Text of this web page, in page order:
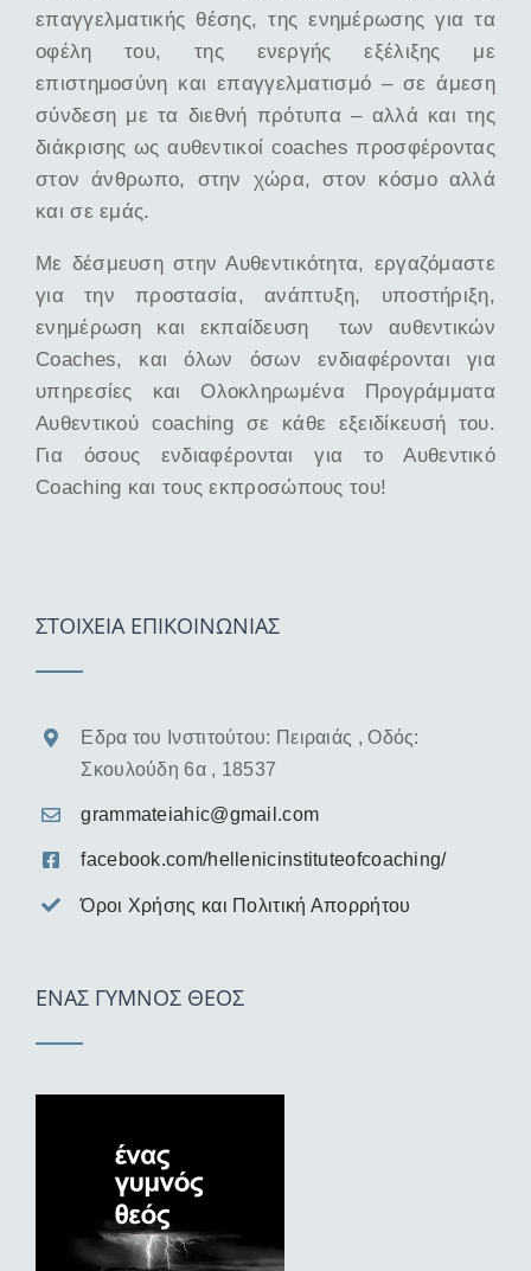
επαγγελματικής θέσης, της ενημέρωσης για τα
οφέλη του, της ενεργής εξέλιξης με
επιστημοσύνη και επαγγελματισμό – σε άμεση
σύνδεση με τα διεθνή πρότυπα – αλλά και της
διάκρισης ως αυθεντικοί coaches προσφέροντας
στον άνθρωπο, στην χώρα, στον κόσμο αλλά
και σε εμάς.
Με δέσμευση στην Αυθεντικότητα, εργαζόμαστε
για την προστασία, ανάπτυξη, υποστήριξη,
ενημέρωση και εκπαίδευση των αυθεντικών
Coaches, και όλων όσων ενδιαφέρονται για
υπηρεσίες και Ολοκληρωμένα Προγράμματα
Αυθεντικού coaching σε κάθε εξειδίκευσή του.
Για όσους ενδιαφέρονται για το Αυθεντικό
Coaching και τους εκπροσώπους του!
ΣΤΟΙΧΕΙΑ ΕΠΙΚΟΙΝΩΝΙΑΣ
Εδρα του Ινστιτούτου: Πειραιάς , Οδός:
Σκουλούδη 6α , 18537
grammateiahic@gmail.com
facebook.com/hellenicinstituteofcoaching/
Όροι Χρήσης και Πολιτική Απορρήτου
ΕΝΑΣ ΓΥΜΝΟΣ ΘΕΟΣ